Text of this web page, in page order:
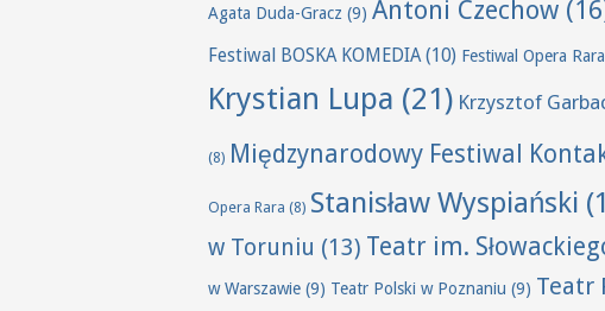
Agata Duda-Gracz (9) Antoni Czechow
Festiwal BOSKA KOMEDIA(10) Festiwal Opera Rara
Krystian Lupa (21) Krzysztof
(8) Międzynarodowy Festiwal
Opera Rara (8) Stanisław Wyspiański
w Toruniu (13) Teatr im.
w Warszawie (9) Teatr Polski w Poznaniu (9) Teatr